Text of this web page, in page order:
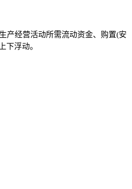
产经营活动所需流动资金、购置(安
下浮动。